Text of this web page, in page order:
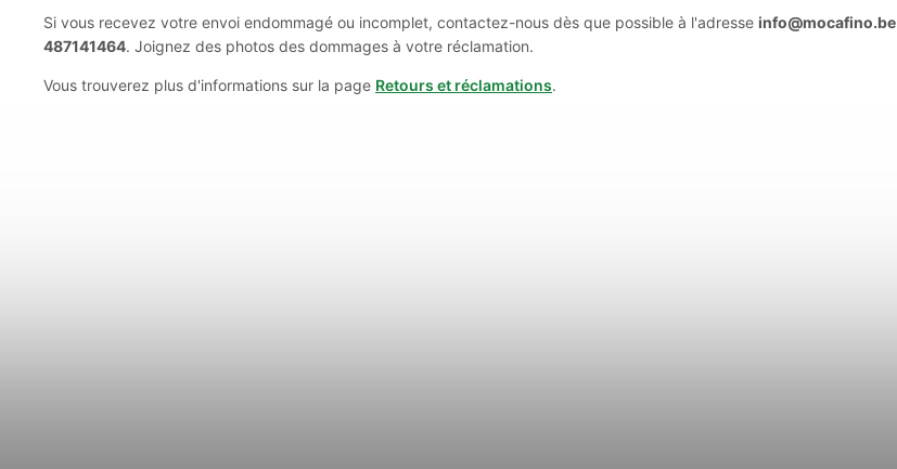
Si vous recevez votre envoi endommagé ou incomplet, contactez-nous dès que possible à l'adresse info@mocafino.be
487141464. Joignez des photos des dommages à votre réclamation.
Vous trouverez plus d'informations sur la page Retours et réclamations.